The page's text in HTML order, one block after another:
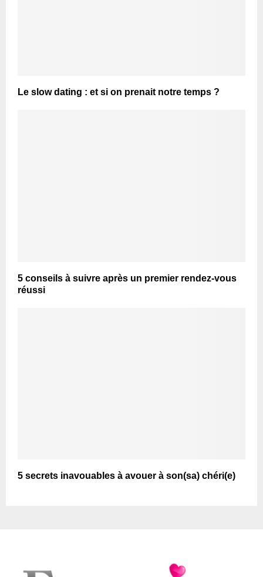
Le slow dating : et si on prenait notre temps ?
5 conseils à suivre après un premier rendez-vous
réussi
5 secrets inavouables à avouer à son(sa) chéri(e)